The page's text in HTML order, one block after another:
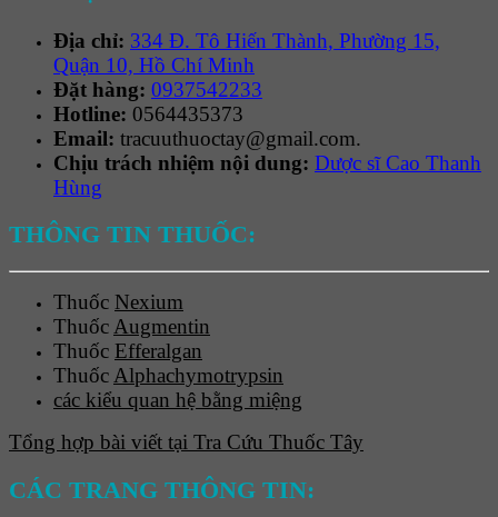
Địa chỉ: 334 Đ. Tô Hiến Thành, Phường 15,
Quận 10, Hồ Chí Minh
Đặt hàng: 0937542233
Hotline: 0564435373
Email: tracuuthuoctay@gmail.com.
Chịu trách nhiệm nội dung: Dược sĩ Cao Thanh
Hùng
THÔNG TIN THUỐC:
Thuốc Nexium
Thuốc Augmentin
Thuốc Efferalgan
Thuốc Alphachymotrypsin
các kiểu quan hệ bằng miệng
Tổng hợp bài viết tại Tra Cứu Thuốc Tây
CÁC TRANG THÔNG TIN: